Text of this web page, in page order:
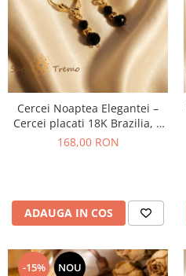
Cercei Noaptea Elegantei –
Cercei placati 18K Brazilia, 3
cm, cristale negre
168,00 RON
ADAUGA IN COS
-15% NOU